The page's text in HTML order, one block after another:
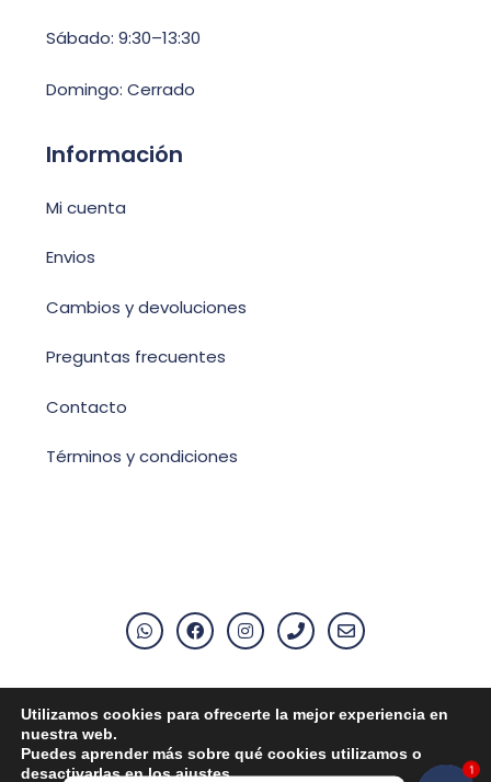
Sábado: 9:30–13:30
Domingo: Cerrado
Información
Mi cuenta
Envios
Cambios y devoluciones
Preguntas frecuentes
Contacto
Términos y condiciones
Aviso Legal
Política de privacidad
Utilizamos cookies para ofrecerte la mejor experiencia en
nuestra web.
Puedes aprender más sobre qué cookies utilizamos o
desactivarlas en losajustes.
1